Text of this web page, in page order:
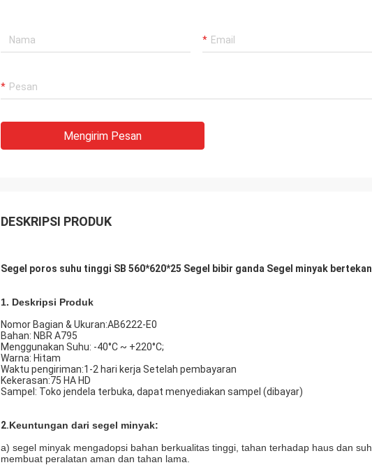
Mengirim Pesan
DESKRIPSI PRODUK
Segel poros suhu tinggi SB 560*620*25 Segel bibir ganda Segel minyak
1. Deskripsi Produk
Nomor Bagian & Ukuran:AB6222-E0
Bahan: NBR A795
Menggunakan Suhu: -40°C ~ +220°C;
Warna: Hitam
Waktu pengiriman:1-2 hari kerja Setelah pembayaran
Kekerasan:75 HA HD
Sampel: Toko jendela terbuka, dapat menyediakan sampel (dibayar)
2.Keuntungan dari segel minyak:
a) segel minyak mengadopsi bahan berkualitas tinggi, tahan terhadap haus dan
membuat peralatan aman dan tahan lama.